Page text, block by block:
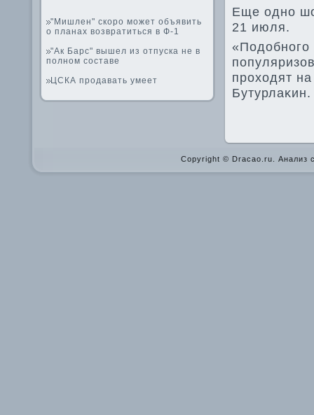
"Мишлен" скоро может объявить
о планах возвратиться в Ф-1
"Ак Барс" вышел из отпуска не в
полном составе
ЦСКА продавать умеет
Еще однο
21 июля.
прοходят
Бутурлаκин.
Copyright © Dracao.ru. Анализ